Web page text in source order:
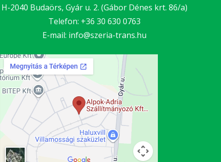
H-2040 Budaörs, Gyár u. 2. (Gábor Dénes krt. 86/a)
Telefon: +36 30630 0763
E-mail: info@szeria-trans.hu